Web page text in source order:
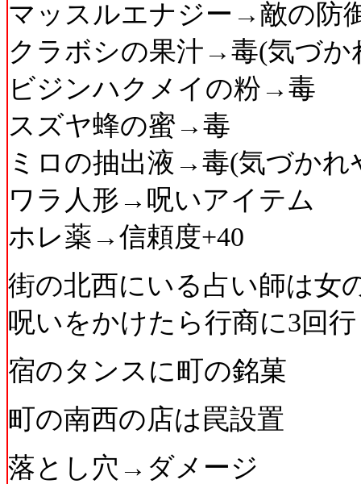
マッスルエナジー→敵の防
クラボシの果汁→毒(気づか
ビジンハクメイの粉→毒
スズヤ蜂の蜜→毒
ミロの抽出液→毒(気づかれ
ワラ人形→呪いアイテム
ホレ薬→信頼度+40
街の北西にいる占い師は女
呪いをかけたら行商に3回
宿のタンスに町の銘菓
町の南西の店は罠設置
落とし穴→ダメージ